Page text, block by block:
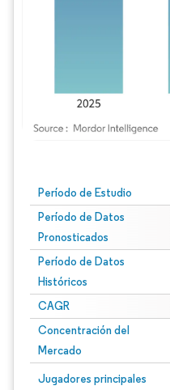
Período de Estudio
Período de Datos
Pronosticados
Período de Datos
Históricos
CAGR
Concentración del
Mercado
Jugadores principales